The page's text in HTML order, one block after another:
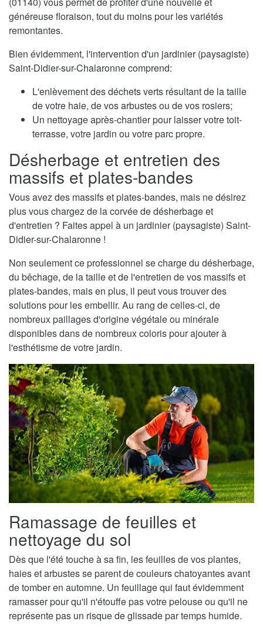
généreuse floraison, tout du moins pour les variétés
remontantes.
Bien évidemment, l'intervention d'un jardinier (paysagiste)
Saint-Didier-sur-Chalaronne comprend:
L'enlèvement des déchets verts résultant de la taille
de votre haie, de vos arbustes ou de vos rosiers;
Un nettoyage après-chantier pour laisser votre toit-
terrasse, votre jardin ou votre parc propre.
Désherbage et entretien des
massifs et plates-bandes
Vous avez des massifs et plates-bandes, mais ne désirez
plus vous chargez de la corvée de désherbage et
d'entretien ? Faites appel à un jardinier (paysagiste) Saint-
Didier-sur-Chalaronne !
Non seulement ce professionnel se charge du désherbage,
du bêchage, de la taille et de l'entretien de vos massifs et
plates-bandes, mais en plus, il peut vous trouver des
solutions pour les embellir. Au rang de celles-ci, de
nombreux paillages d'origine végétale ou minérale
disponibles dans de nombreux coloris pour ajouter à
l'esthétisme de votre jardin.
Ramassage de feuilles et
nettoyage du sol
Dès que l'été touche à sa fin, les feuilles de vos plantes,
haies et arbustes se parent de couleurs chatoyantes avant
de tomber en automne. Un feuillage qui faut évidemment
ramasser pour qu'il n'étouffe pas votre pelouse ou qu'il ne
représente pas un risque de glissade par temps humide.